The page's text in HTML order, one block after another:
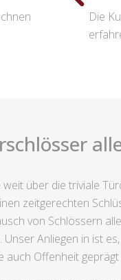
Die
über die triviale
zeitgerechten
von Schlössern
Anliegen in ist
auch Offenheit geprägt